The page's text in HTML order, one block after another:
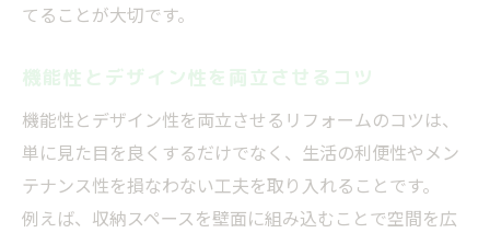
てることが大切です。
機能性とデザイン性を両立させるコツ
機能性とデザイン性を両立させるリフォームのコツは、
単に見た目を良くするだけでなく、生活の利便性やメン
テナンス性を損なわない工夫を取り入れることです。
例えば、収納スペースを壁面に組み込むことで空間を広